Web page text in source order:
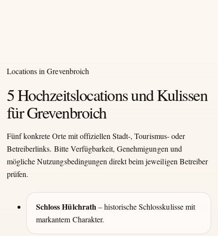
Locations in Grevenbroich
5 Hochzeitslocations und Kulissen
für Grevenbroich
Fünf konkrete Orte mit offiziellen Stadt-, Tourismus- oder
Betreiberlinks. Bitte Verfügbarkeit, Genehmigungen und
mögliche Nutzungsbedingungen direkt beim jeweiligen Betreiber
prüfen.
Schloss Hülchrath – historische Schlosskulisse mit
markantem Charakter.